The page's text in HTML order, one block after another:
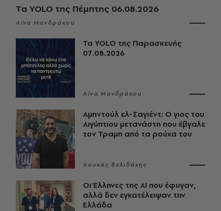
Τα YOLO της Πέμπτης 06.08.2026
Λίνα Μανδράκου
Τα YOLO της Παρασκευής
07.08.2026
Λίνα Μανδράκου
Αμπντούλ ελ-Σαγιέντ: Ο γιος του
Αιγύπτιου μετανάστη που έβγαλε
τον Τραμπ από τα ρούχα του
Λουκάς Βελιδάκης
Οι Έλληνες της ΑΙ που έφυγαν,
αλλά δεν εγκατέλειψαν την
Ελλάδα